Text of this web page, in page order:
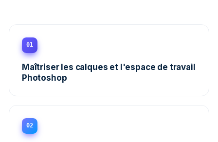
01
Maîtriser les calques et l'espace de travail
Photoshop
02